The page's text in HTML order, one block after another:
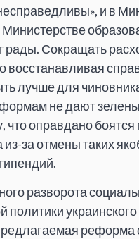
и в
рады. Сокращать
восстанавливая
лучше для
не дают
что оправдано
за отмены таких
разворота
политики украинского
реформа